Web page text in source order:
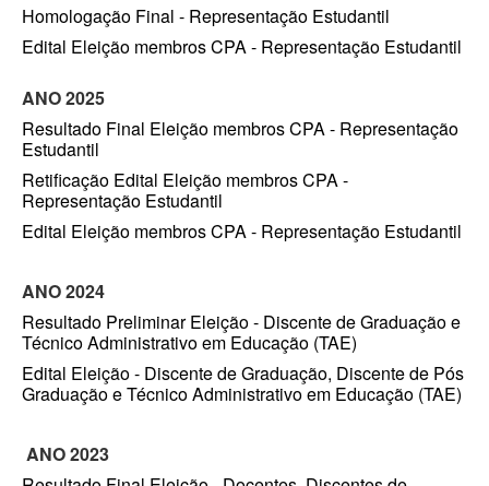
Homologação Final - Representação Estudantil
Edital Eleição membros CPA - Representação Estudantil
ANO 2025
Resultado Final Eleição membros CPA - Representação
Estudantil
Retificação Edital Eleição membros CPA -
Representação Estudantil
Edital Eleição membros CPA - Representação Estudantil
ANO 2024
Resultado Preliminar Eleição - Discente de Graduação e
Técnico Administrativo em Educação (TAE)
Edital Eleição - Discente de Graduação, Discente de Pós
Graduação e Técnico Administrativo em Educação (TAE)
ANO 2023